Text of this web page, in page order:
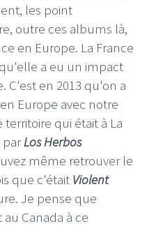
les point
outre ces albums là,
en Europe. La France
a eu un impact
C'est en 2013 qu'on a
Europe avec notre
qui était à La
parLos Herbos
même retrouver le
que c'était Violent
Je pense que
Canada à ce